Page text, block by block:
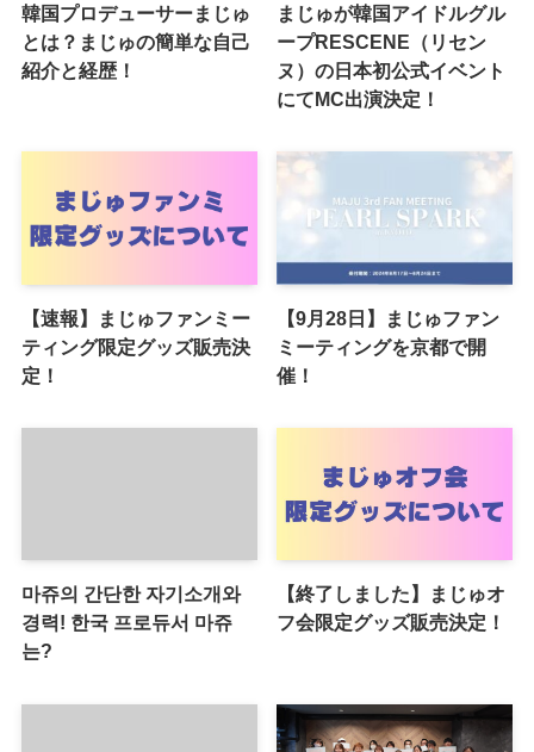
韓国プロデューサーまじゅ
とは？まじゅの簡単な自己
紹介と経歴！
まじゅが韓国アイドルグル
ープRESCENE（リセン
ヌ）の日本初公式イベント
にてMC出演決定！
【速報】まじゅファンミー
ティング限定グッズ販売決
定！
【9月28日】まじゅファン
ミーティングを京都で開
催！
마쥬의 간단한 자기소개와
경력! 한국 프로듀서 마쥬
는?
【終了しました】まじゅオ
フ会限定グッズ販売決定！